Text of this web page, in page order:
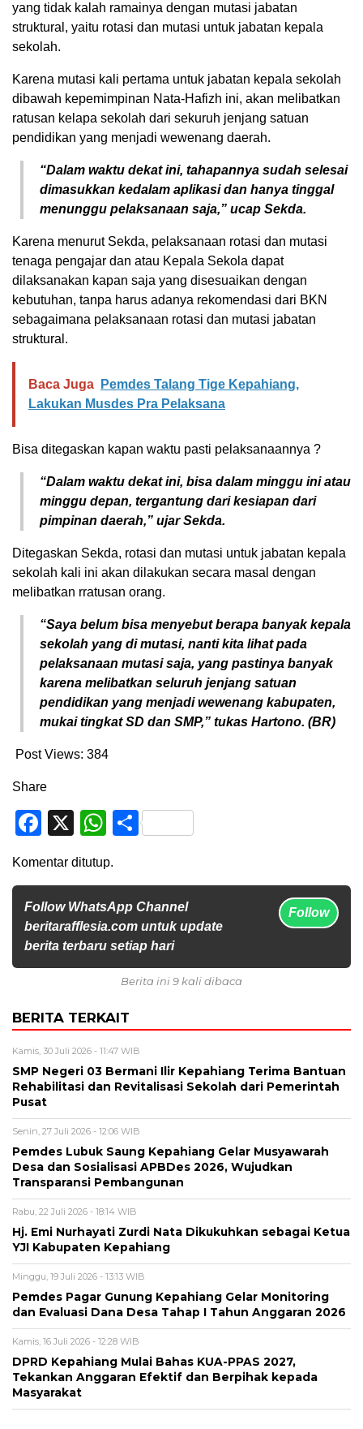
yang tidak kalah ramainya dengan mutasi jabatan
struktural, yaitu rotasi dan mutasi untuk jabatan kepala
sekolah.
Karena mutasi kali pertama untuk jabatan kepala sekolah
dibawah kepemimpinan Nata-Hafizh ini, akan melibatkan
ratusan kelapa sekolah dari sekuruh jenjang satuan
pendidikan yang menjadi wewenang daerah.
“Dalam waktu dekat ini, tahapannya sudah selesai
dimasukkan kedalam aplikasi dan hanya tinggal
menunggu pelaksanaan saja,” ucap Sekda.
Karena menurut Sekda, pelaksanaan rotasi dan mutasi
tenaga pengajar dan atau Kepala Sekola dapat
dilaksanakan kapan saja yang disesuaikan dengan
kebutuhan, tanpa harus adanya rekomendasi dari BKN
sebagaimana pelaksanaan rotasi dan mutasi jabatan
struktural.
Baca Juga
Pemdes Talang Tige Kepahiang,
Lakukan Musdes Pra Pelaksana
Bisa ditegaskan kapan waktu pasti pelaksanaannya ?
“Dalam waktu dekat ini, bisa dalam minggu ini atau
minggu depan, tergantung dari kesiapan dari
pimpinan daerah,” ujar Sekda.
Ditegaskan Sekda, rotasi dan mutasi untuk jabatan kepala
sekolah kali ini akan dilakukan secara masal dengan
melibatkan rratusan orang.
“Saya belum bisa menyebut berapa banyak kepala
sekolah yang di mutasi, nanti kita lihat pada
pelaksanaan mutasi saja, yang pastinya banyak
karena melibatkan seluruh jenjang satuan
pendidikan yang menjadi wewenang kabupaten,
mukai tingkat SD dan SMP,” tukas Hartono. (BR)
Post Views: 384
Share
Facebook
X WhatsApp
Share
Komentar ditutup.
Follow WhatsApp Channel
beritarafflesia.com untuk update
berita terbaru setiap hari
Follow
Berita ini 9 kali dibaca
BERITA TERKAIT
Kamis, 30 Juli 2026 - 11:47 WIB
SMP Negeri 03 Bermani Ilir Kepahiang Terima Bantuan
Rehabilitasi dan Revitalisasi Sekolah dari Pemerintah
Pusat
Senin, 27 Juli 2026 - 12:06 WIB
Pemdes Lubuk Saung Kepahiang Gelar Musyawarah
Desa dan Sosialisasi APBDes 2026, Wujudkan
Transparansi Pembangunan
Rabu, 22 Juli 2026 - 18:14 WIB
Hj. Emi Nurhayati Zurdi Nata Dikukuhkan sebagai Ketua
YJI Kabupaten Kepahiang
Minggu, 19 Juli 2026 - 13:13 WIB
Pemdes Pagar Gunung Kepahiang Gelar Monitoring
dan Evaluasi Dana Desa Tahap I Tahun Anggaran 2026
Kamis, 16 Juli 2026 - 12:28 WIB
DPRD Kepahiang Mulai Bahas KUA-PPAS 2027,
Tekankan Anggaran Efektif dan Berpihak kepada
Masyarakat